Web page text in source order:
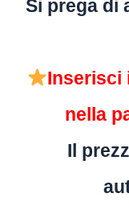
Si prega di
Inserisci
nella
Il